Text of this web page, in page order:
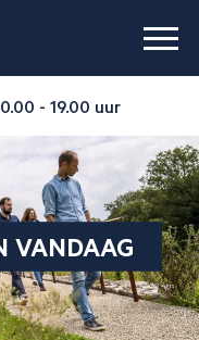
- 19.00 uur
VANDAAG